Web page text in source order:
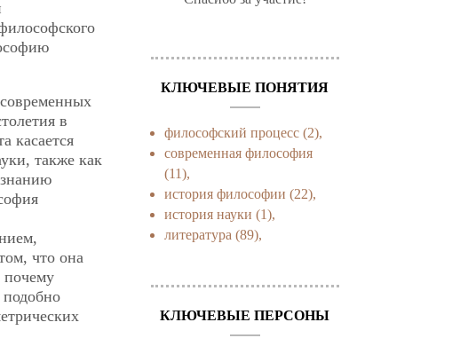
в
касается
также как
что она
почему
подобно
КЛЮЧЕВЫЕ ПОНЯТИЯ
философский процесс (2),
современная философия
(11),
история философии (22),
история науки (1),
литература (89),
КЛЮЧЕВЫЕ ПЕРСОНЫ